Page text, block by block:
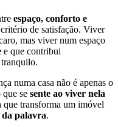
espaço, conforto e
de satisfação. Viver
mas viver num espaço
e que contribui
numa casa não é apenas o
se sente ao viver nela
que transforma um imóvel
da palavra.